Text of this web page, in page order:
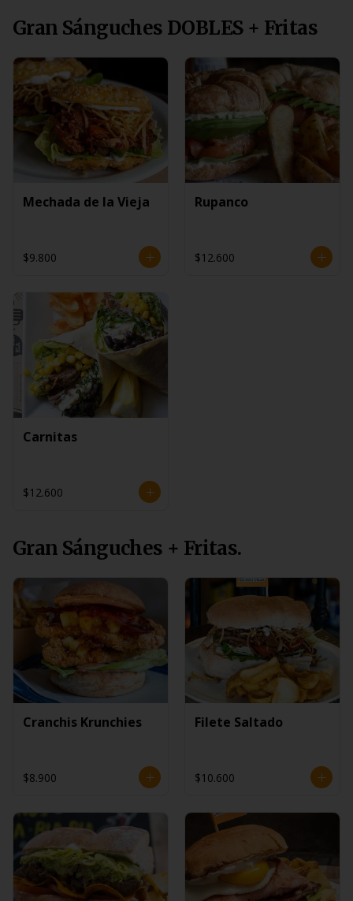
Gran Sánguches DOBLES + Fritas
Mechada de la Vieja
$9.800
Rupanco
$12.600
Carnitas
$12.600
Gran Sánguches + Fritas.
Cranchis Krunchies
$8.900
Filete Saltado
$10.600